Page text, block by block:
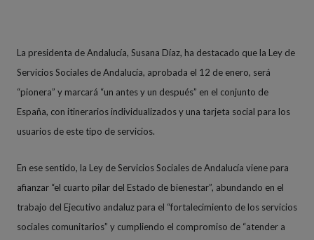
La presidenta de Andalucía, Susana Díaz, ha destacado que la Ley de
Servicios Sociales de Andalucía, aprobada el 12 de enero, será
“pionera” y marcará “un antes y un después” en el conjunto de
España, con itinerarios individualizados y una tarjeta social para los
usuarios de este tipo de servicios.
En ese sentido, la Ley de Servicios Sociales de Andalucía viene para
afianzar “el cuarto pilar del Estado de bienestar”, abundando en el
trabajo del Ejecutivo andaluz para el “fortalecimiento de los servicios
sociales comunitarios” y cumpliendo el compromiso de “atender a